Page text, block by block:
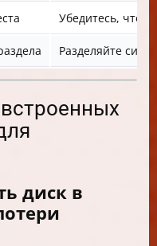
Убедитесь, что
Разделяйте
диск в